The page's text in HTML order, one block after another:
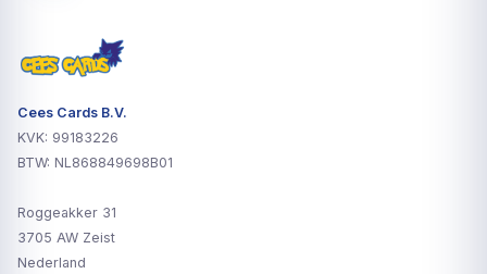
Cees Cards B.V.
KVK: 99183226
BTW: NL868849698B01
Roggeakker 31
3705 AW Zeist
Nederland